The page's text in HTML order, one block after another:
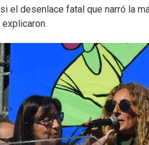
el desenlace fatal que narró la